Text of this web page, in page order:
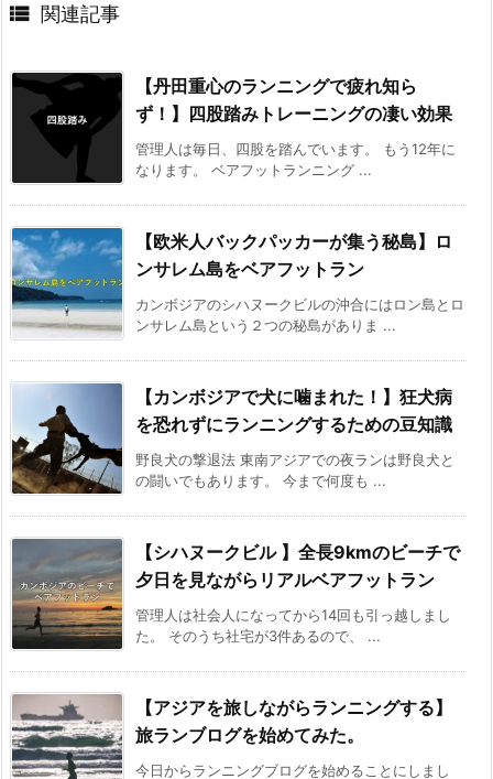
 関連記事
【丹田重心のランニングで疲れ知ら
ず！】四股踏みトレーニングの凄い効果
管理人は毎日、四股を踏んでいます。 もう12年に
なります。 ベアフットランニング ...
【欧米人バックパッカーが集う秘島】ロ
ンサレム島をベアフットラン
カンボジアのシハヌークビルの沖合にはロン島とロ
ンサレム島という２つの秘島がありま ...
【カンボジアで犬に噛まれた！】狂犬病
を恐れずにランニングするための豆知識
野良犬の撃退法 東南アジアでの夜ランは野良犬と
の闘いでもあります。 今まで何度も ...
【シハヌークビル 】全長9kmのビーチで
夕日を見ながらリアルベアフットラン
管理人は社会人になってから14回も引っ越しまし
た。 そのうち社宅が3件あるので、 ...
【アジアを旅しながらランニングする】
旅ランブログを始めてみた。
今日からランニングブログを始めることにしまし